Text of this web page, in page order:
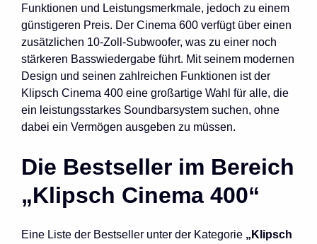
Funktionen und Leistungsmerkmale, jedoch zu einem
günstigeren Preis. Der Cinema 600 verfügt über einen
zusätzlichen 10-Zoll-Subwoofer, was zu einer noch
stärkeren Basswiedergabe führt. Mit seinem modernen
Design und seinen zahlreichen Funktionen ist der
Klipsch Cinema 400 eine großartige Wahl für alle, die
ein leistungsstarkes Soundbarsystem suchen, ohne
dabei ein Vermögen ausgeben zu müssen.
Die Bestseller im Bereich
„Klipsch Cinema 400“
Eine Liste der Bestseller unter der Kategorie „Klipsch